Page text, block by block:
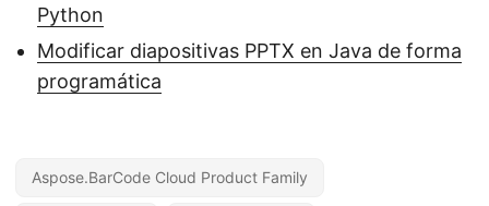
Python
Modificar diapositivas PPTX en Java de forma
programática
Aspose.BarCode Cloud Product Family